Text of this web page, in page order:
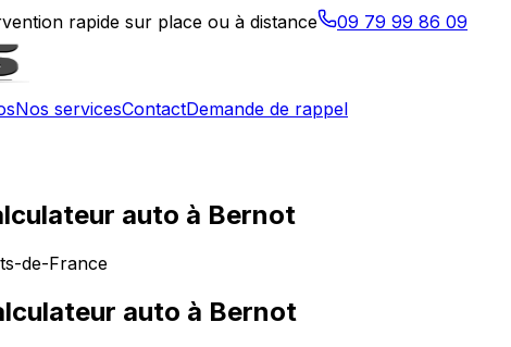
rapide sur place ou à distance 09 79 99 86 09
Nos servicesContactDemande de rappel
auto à Bernot
de-France
auto à Bernot